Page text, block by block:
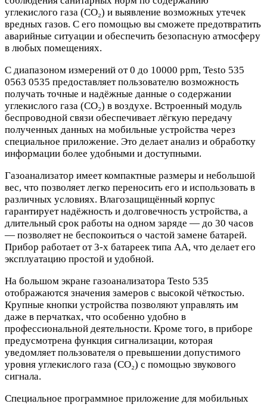
углекислого газа (CO₂) и выявление возможных утечек
вредных газов. С его помощью вы сможете предотвратить
аварийные ситуации и обеспечить безопасную атмосферу
в любых помещениях.
С диапазоном измерений от 0 до 10000 ppm, Testo 535
0563 0535 предоставляет пользователю возможность
получать точные и надёжные данные о содержании
углекислого газа (CO₂) в воздухе. Встроенный модуль
беспроводной связи обеспечивает лёгкую передачу
полученных данных на мобильные устройства через
специальное приложение. Это делает анализ и обработку
информации более удобными и доступными.
Газоанализатор имеет компактные размеры и небольшой
вес, что позволяет легко переносить его и использовать в
различных условиях. Влагозащищённый корпус
гарантирует надёжность и долговечность устройства, а
длительный срок работы на одном заряде — до 30 часов
— позволяет не беспокоиться о частой замене батарей.
Прибор работает от 3-х батареек типа АА, что делает его
эксплуатацию простой и удобной.
На большом экране газоанализатора Testo 535
отображаются значения замеров с высокой чёткостью.
Крупные кнопки устройства позволяют управлять им
даже в перчатках, что особенно удобно в
профессиональной деятельности. Кроме того, в приборе
предусмотрена функция сигнализации, которая
уведомляет пользователя о превышении допустимого
уровня углекислого газа (CO₂) с помощью звукового
сигнала.
Специальное программное приложение для мобильных